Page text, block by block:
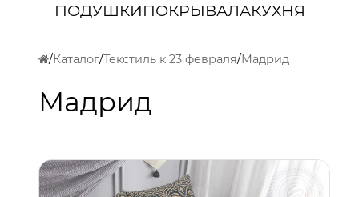
ПОДУШКИПОКРЫВАЛАКУХНЯ
Каталог Текстиль к 23 февраля Мадрид
Мадрид